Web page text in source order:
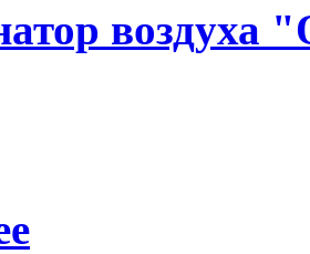
воздуха